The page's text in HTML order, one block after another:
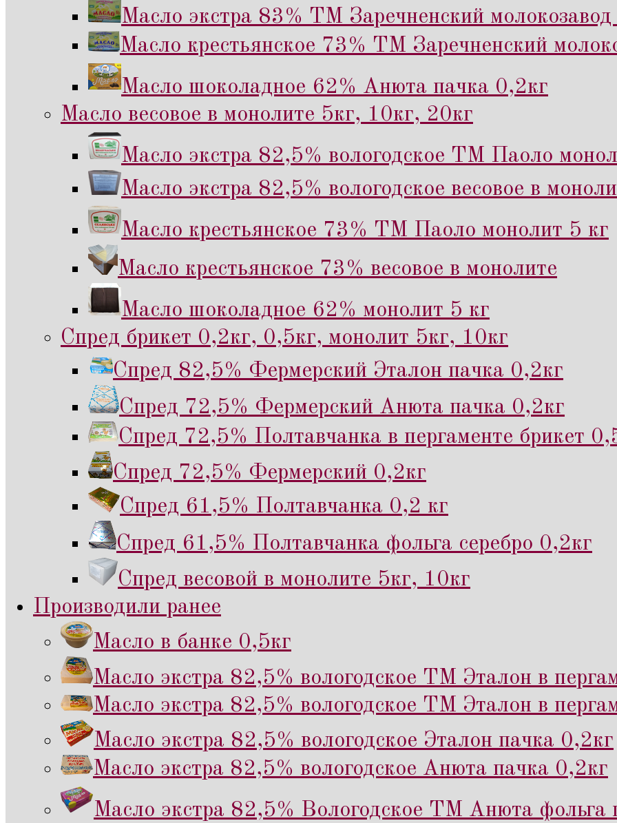
Масло экстра 83% ТМ Заречненский
Масло крестьянское 73% ТМ Заречненский
Масло шоколадное 62% Анюта пачка 0,2кг
Масло весовое в монолите 5кг, 10кг, 20кг
Масло экстра 82,5% вологодское ТМ Паоло
Масло экстра 82,5% вологодское весовое в
Масло крестьянское 73% ТМ Паоло монолит 5 кг
Масло крестьянское 73% весовое в монолите
Масло шоколадное 62% монолит 5 кг
Спред брикет 0,2кг, 0,5кг, монолит 5кг, 10кг
Спред 82,5% Фермерский Эталон пачка 0,2кг
Спред 72,5% Фермерский Анюта пачка 0,2кг
Спред 72,5% Полтавчанка в пергаменте брикет
Спред 72,5% Фермерский 0,2кг
Спред 61,5% Полтавчанка 0,2 кг
Спред 61,5% Полтавчанка фольга серебро 0,2кг
Спред весовой в монолите 5кг, 10кг
Производили ранее
Масло в банке 0,5кг
Масло экстра 82,5% вологодское ТМ Эталон в
Масло экстра 82,5% вологодское ТМ Эталон в
Масло экстра 82,5% вологодское Эталон пачка 0,2кг
Масло экстра 82,5% вологодское Анюта пачка 0,2кг
Масло экстра 82,5% Вологодское ТМ Анюта фольга